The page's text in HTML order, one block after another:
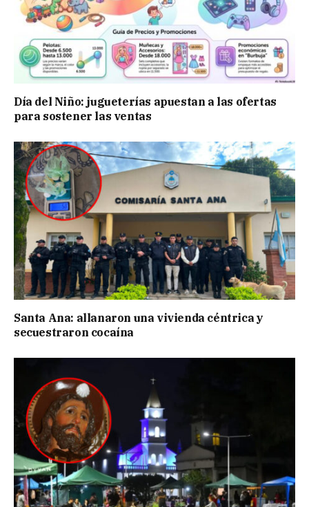
Día del Niño: jugueterías apuestan a las ofertas
para sostener las ventas
Santa Ana: allanaron una vivienda céntrica y
secuestraron cocaína